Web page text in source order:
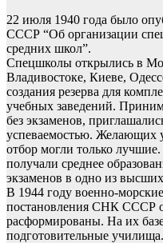
22 июля 1940 года было
СССР “Об организации
средних школ”.
Спецшколы открылись в
Владивостоке, Киеве,
создания резерва для
учебных заведений.
без экзаменов,
успеваемостью. Желающих
отбор могли только
получали среднее
экзаменов в одно из
В 1944 году военно-
постановления СНК СССР
расформированы. На их
подготовительные училища.